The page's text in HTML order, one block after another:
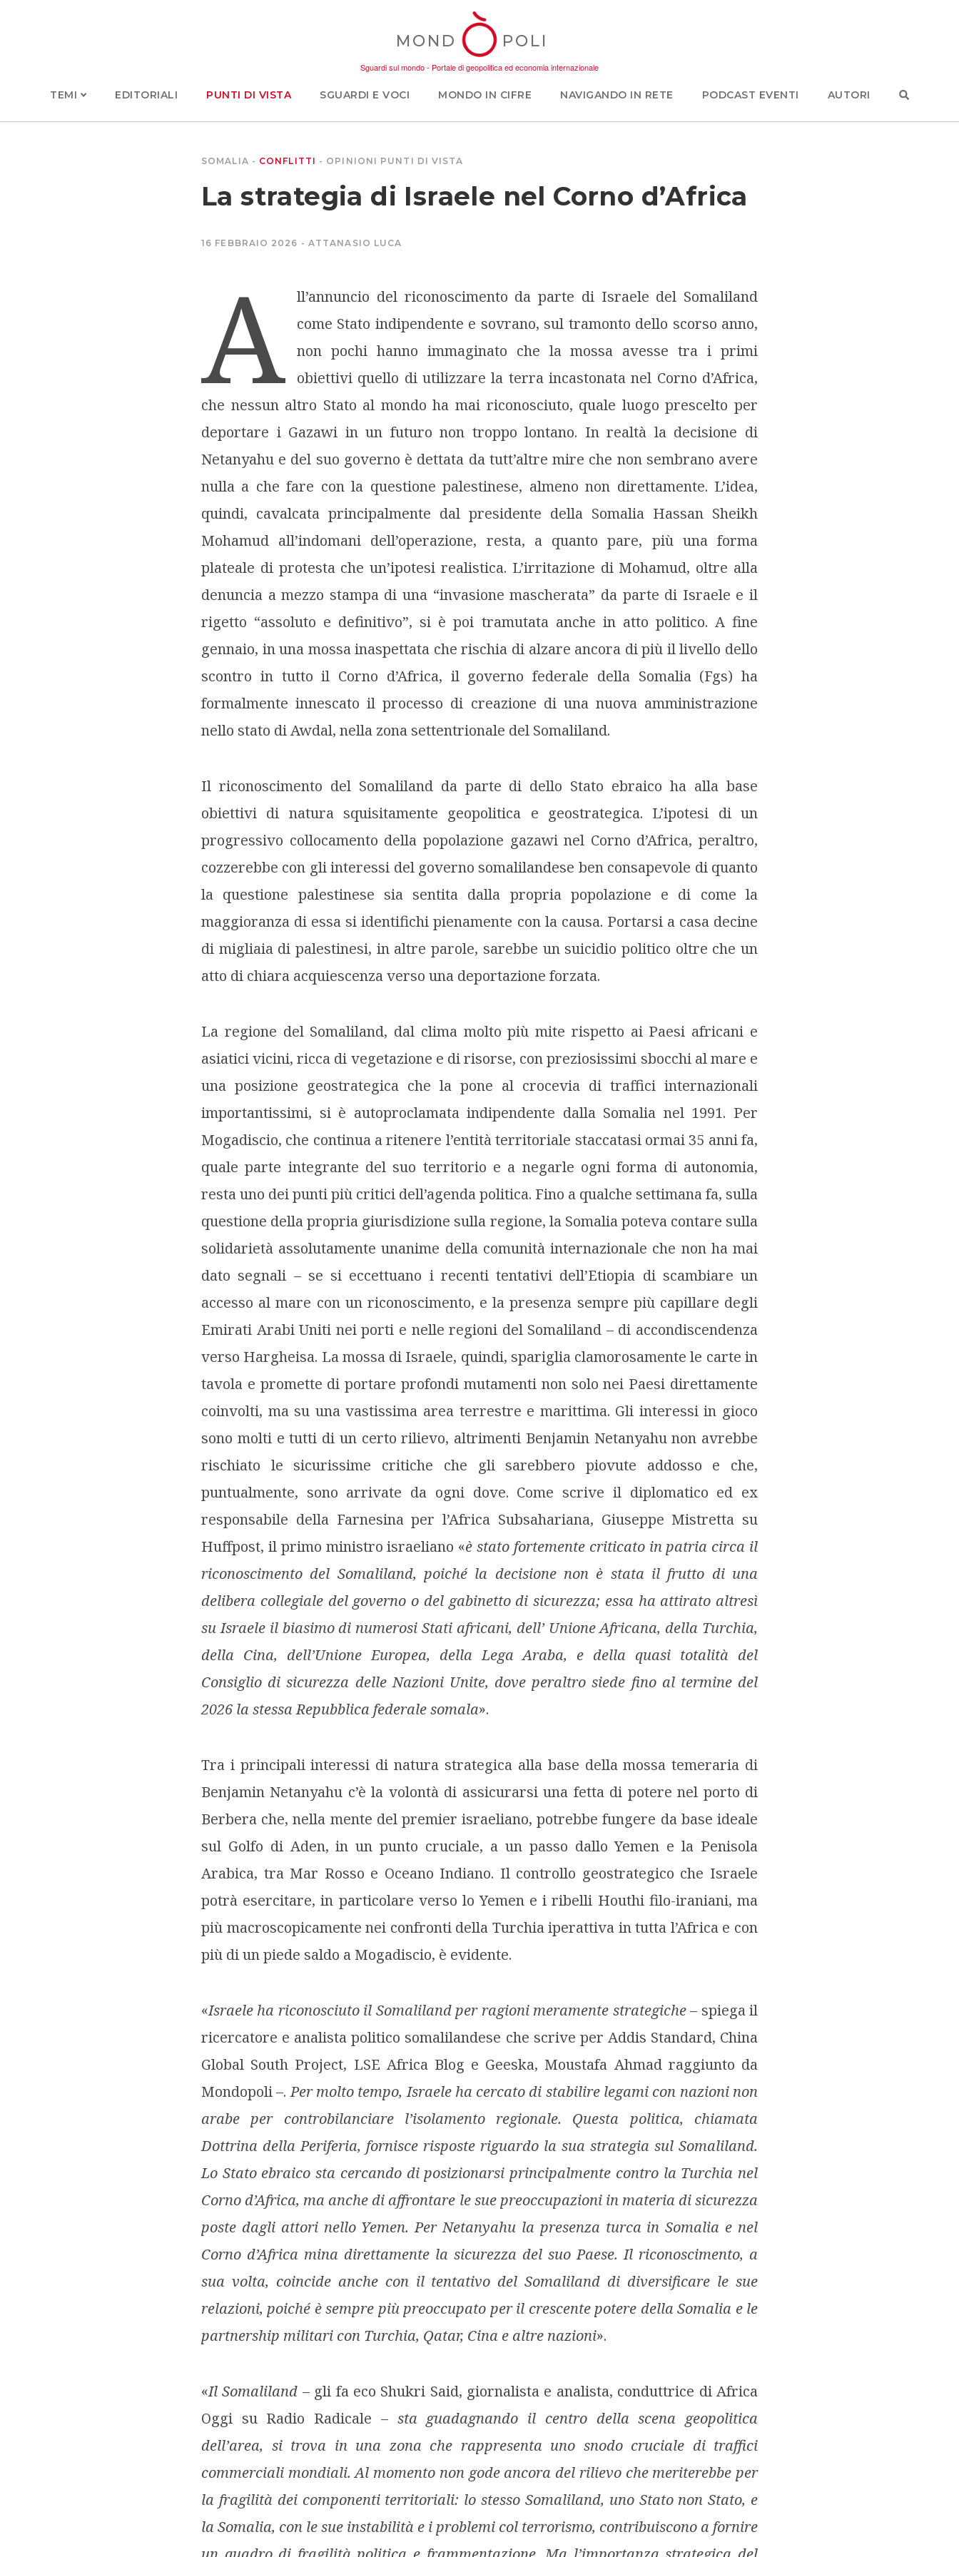
MOND POLI
Sguardi sul mondo - Portale di geopolitica ed economia internazionale
TEMI EDITORIALI PUNTI DI VISTA SGUARDI E VOCI MONDO IN CIFRE NAVIGANDO IN RETE PODCAST EVENTI AUTORI
SOMALIA CONFLITTI OPINIONI PUNTI DI VISTA
La strategia di Israele nel Corno d’Africa
16 FEBBRAIO 2026 ATTANASIO LUCA
A ll’annuncio del riconoscimento da parte di Israele del Somaliland
come Stato indipendente e sovrano, sul tramonto dello scorso anno,
non pochi hanno immaginato che la mossa avesse tra i primi
obiettivi quello di utilizzare la terra incastonata nel Corno d’Africa,
che nessun altro Stato al mondo ha mai riconosciuto, quale luogo prescelto per
deportare i Gazawi in un futuro non troppo lontano. In realtà la decisione di
Netanyahu e del suo governo è dettata da tutt’altre mire che non sembrano avere
nulla a che fare con la questione palestinese, almeno non direttamente. L’idea,
quindi, cavalcata principalmente dal presidente della Somalia Hassan Sheikh
Mohamud all’indomani dell’operazione, resta, a quanto pare, più una forma
plateale di protesta che un’ipotesi realistica. L’irritazione di Mohamud, oltre alla
denuncia a mezzo stampa di una “invasione mascherata” da parte di Israele e il
rigetto “assoluto e definitivo”, si è poi tramutata anche in atto politico. A fine
gennaio, in una mossa inaspettata che rischia di alzare ancora di più il livello dello
scontro in tutto il Corno d’Africa, il governo federale della Somalia (Fgs) ha
formalmente innescato il processo di creazione di una nuova amministrazione
nello stato di Awdal, nella zona settentrionale del Somaliland.
Il riconoscimento del Somaliland da parte di dello Stato ebraico ha alla base
obiettivi di natura squisitamente geopolitica e geostrategica. L’ipotesi di un
progressivo collocamento della popolazione gazawi nel Corno d’Africa, peraltro,
cozzerebbe con gli interessi del governo somalilandese ben consapevole di quanto
la questione palestinese sia sentita dalla propria popolazione e di come la
maggioranza di essa si identifichi pienamente con la causa. Portarsi a casa decine
di migliaia di palestinesi, in altre parole, sarebbe un suicidio politico oltre che un
atto di chiara acquiescenza verso una deportazione forzata.
La regione del Somaliland, dal clima molto più mite rispetto ai Paesi africani e
asiatici vicini, ricca di vegetazione e di risorse, con preziosissimi sbocchi al mare e
una posizione geostrategica che la pone al crocevia di traffici internazionali
importantissimi, si è autoproclamata indipendente dalla Somalia nel 1991. Per
Mogadiscio, che continua a ritenere l’entità territoriale staccatasi ormai 35 anni fa,
quale parte integrante del suo territorio e a negarle ogni forma di autonomia,
resta uno dei punti più critici dell’agenda politica. Fino a qualche settimana fa, sulla
questione della propria giurisdizione sulla regione, la Somalia poteva contare sulla
solidarietà assolutamente unanime della comunità internazionale che non ha mai
dato segnali – se si eccettuano i recenti tentativi dell’Etiopia di scambiare un
accesso al mare con un riconoscimento, e la presenza sempre più capillare degli
Emirati Arabi Uniti nei porti e nelle regioni del Somaliland – di accondiscendenza
verso Hargheisa. La mossa di Israele, quindi, spariglia clamorosamente le carte in
tavola e promette di portare profondi mutamenti non solo nei Paesi direttamente
coinvolti, ma su una vastissima area terrestre e marittima. Gli interessi in gioco
sono molti e tutti di un certo rilievo, altrimenti Benjamin Netanyahu non avrebbe
rischiato le sicurissime critiche che gli sarebbero piovute addosso e che,
puntualmente, sono arrivate da ogni dove. Come scrive il diplomatico ed ex
responsabile della Farnesina per l’Africa Subsahariana, Giuseppe Mistretta su
Huffpost, il primo ministro israeliano «è stato fortemente criticato in patria circa il
riconoscimento del Somaliland, poiché la decisione non è stata il frutto di una
delibera collegiale del governo o del gabinetto di sicurezza; essa ha attirato altresì
su Israele il biasimo di numerosi Stati africani, dell’ Unione Africana, della Turchia,
della Cina, dell’Unione Europea, della Lega Araba, e della quasi totalità del
Consiglio di sicurezza delle Nazioni Unite, dove peraltro siede fino al termine del
2026 la stessa Repubblica federale somala».
Tra i principali interessi di natura strategica alla base della mossa temeraria di
Benjamin Netanyahu c’è la volontà di assicurarsi una fetta di potere nel porto di
Berbera che, nella mente del premier israeliano, potrebbe fungere da base ideale
sul Golfo di Aden, in un punto cruciale, a un passo dallo Yemen e la Penisola
Arabica, tra Mar Rosso e Oceano Indiano. Il controllo geostrategico che Israele
potrà esercitare, in particolare verso lo Yemen e i ribelli Houthi filo-iraniani, ma
più macroscopicamente nei confronti della Turchia iperattiva in tutta l’Africa e con
più di un piede saldo a Mogadiscio, è evidente.
«Israele ha riconosciuto il Somaliland per ragioni meramente strategiche– spiega il
ricercatore e analista politico somalilandese che scrive per Addis Standard, China
Global South Project, LSE Africa Blog e Geeska, Moustafa Ahmad raggiunto da
Mondopoli –.Per molto tempo, Israele ha cercato di stabilire legami con nazioni non
arabe per controbilanciare l’isolamento regionale. Questa politica, chiamata
Dottrina della Periferia, fornisce risposte riguardo la sua strategia sul Somaliland.
Lo Stato ebraico sta cercando di posizionarsi principalmente contro la Turchia nel
Corno d’Africa, ma anche di affrontare le sue preoccupazioni in materia di sicurezza
poste dagli attori nello Yemen. Per Netanyahu la presenza turca in Somalia e nel
Corno d’Africa mina direttamente la sicurezza del suo Paese. Il riconoscimento, a
sua volta, coincide anche con il tentativo del Somaliland di diversificare le sue
relazioni, poiché è sempre più preoccupato per il crescente potere della Somalia e le
partnership militari con Turchia, Qatar, Cina e altre nazioni».
«Il Somaliland – gli fa eco Shukri Said, giornalista e analista, conduttrice di Africa
Oggi su Radio Radicale – sta guadagnando il centro della scena geopolitica
dell’area, si trova in una zona che rappresenta uno snodo cruciale di traffici
commerciali mondiali. Al momento non gode ancora del rilievo che meriterebbe per
la fragilità dei componenti territoriali: lo stesso Somaliland, uno Stato non Stato, e
la Somalia, con le sue instabilità e i problemi col terrorismo, contribuiscono a fornire